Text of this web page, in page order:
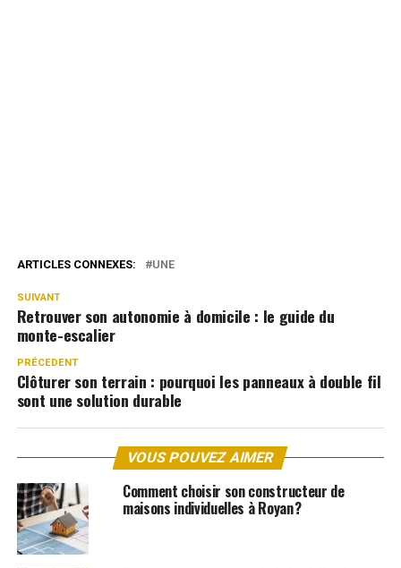
ARTICLES CONNEXES: UNE
SUIVANT
Retrouver son autonomie à domicile : le guide du
monte-escalier
PRÉCEDENT
Clôturer son terrain : pourquoi les panneaux à double fil
sont une solution durable
VOUS POUVEZ AIMER
Comment choisir son constructeur de
maisons individuelles à Royan ?